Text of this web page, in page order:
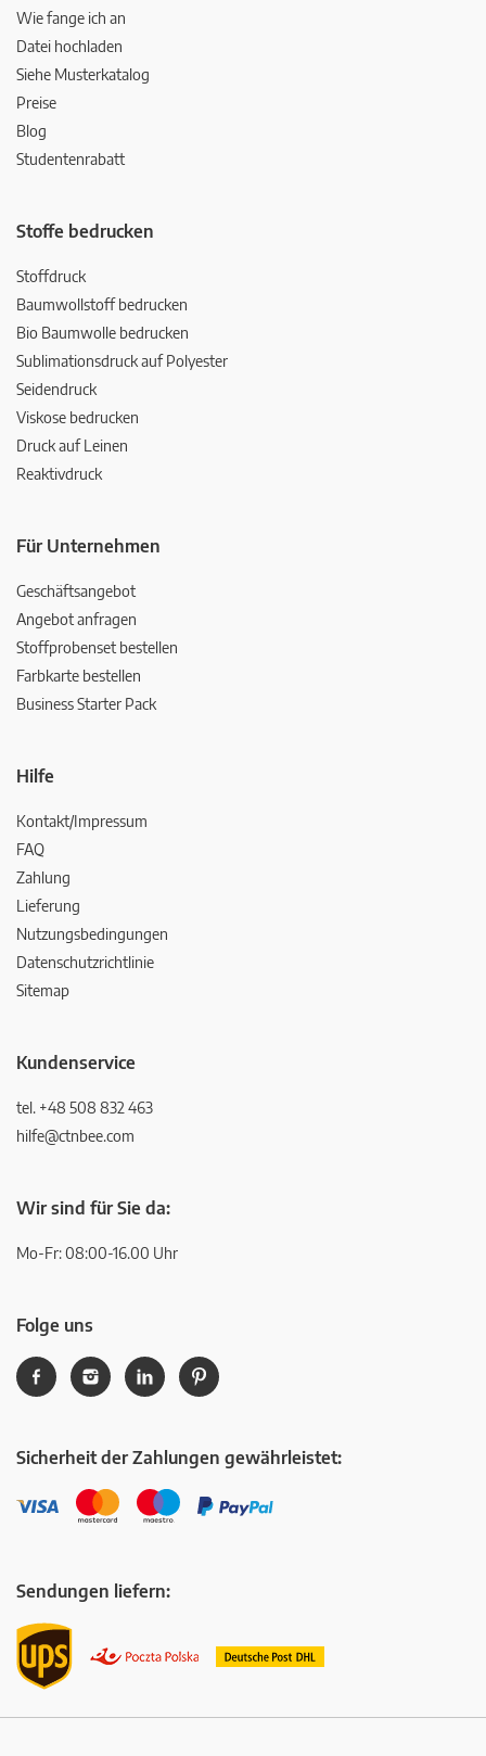
Wie fange ich an
Datei hochladen
Siehe Musterkatalog
Preise
Blog
Studentenrabatt
Stoffe bedrucken
Stoffdruck
Baumwollstoff bedrucken
Bio Baumwolle bedrucken
Sublimationsdruck auf Polyester
Seidendruck
Viskose bedrucken
Druck auf Leinen
Reaktivdruck
Für Unternehmen
Geschäftsangebot
Angebot anfragen
Stoffprobenset bestellen
Farbkarte bestellen
Business Starter Pack
Hilfe
Kontakt/Impressum
FAQ
Zahlung
Lieferung
Nutzungsbedingungen
Datenschutzrichtlinie
Sitemap
Kundenservice
tel. +48 508 832 463
hilfe@ctnbee.com
Wir sind für Sie da:
Mo-Fr: 08:00-16.00 Uhr
Folge uns
Sicherheit der Zahlungen gewährleistet:
Sendungen liefern: